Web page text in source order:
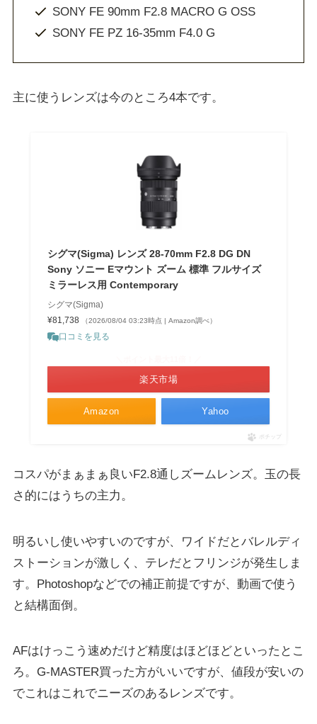
SONY FE 90mm F2.8 MACRO G OSS
SONY FE PZ 16-35mm F4.0 G
主に使うレンズは今のところ4本です。
シグマ(Sigma) レンズ 28-70mm F2.8 DG DN
Sony ソニー Eマウント ズーム 標準 フルサイズ
ミラーレス用 Contemporary
シグマ(Sigma)
¥81,738
（2026/08/04 03:23時点 | Amazon調べ）
口コミを見る
Amazon
楽天市場
Yahoo
ポチップ
コスパがまぁまぁ良いF2.8通しズームレンズ。玉の長
さ的にはうちの主力。
明るいし使いやすいのですが、ワイドだとバレルディ
ストーションが激しく、テレだとフリンジが発生しま
す。Photoshopなどでの補正前提ですが、動画で使う
と結構面倒。
AFはけっこう速めだけど精度はほどほどといったとこ
ろ。G-MASTER買った方がいいですが、値段が安いの
でこれはこれでニーズのあるレンズです。